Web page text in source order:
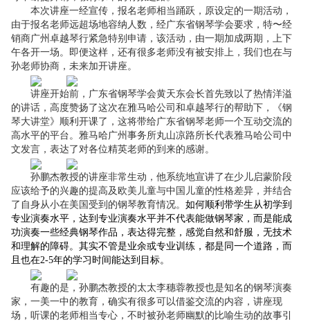
本次讲座一经宣传，报名老师相当踊跃，原设定的一期活动，
由于报名老师远超场地容纳人数，经广东省钢琴学会要求，特〜经
销商广州卓越琴行紧急特别申请，该活动，由一期加成两期，上下
午各开一场。即便这样，还有很多老师没有被安排上，我们也在与
孙老师协商，未来加开讲座。
讲座开始前，广东省钢琴学会黄天东会长首先致以了热情洋溢
的讲话，高度赞扬了这次在雅马哈公司和卓越琴行的帮助下，《钢
琴大讲堂》顺利开课了，这将带给广东省钢琴老师一个互动交流的
高水平的平台。雅马哈广州事务所丸山凉路所长代表雅马哈公司中
文发言，表达了对各位精英老师的到来的感谢。
孙鹏杰教授的讲座非常生动，他系统地宣讲了在少儿启蒙阶段
应该给予的兴趣的提高及欧美儿童与中国儿童的性格差异，并结合
了自身从小在美国受到的钢琴教育情况。 如何顺利带学生从初学到
专业演奏水平，达到专业演奏水平并不代表能做钢琴家，而是能成
功演奏一些经典钢琴作品，表达得完整，感觉自然和舒服，无技术
和理解的障碍。其实不管是业余或专业训练，都是同一个道路，而
且也在2-5年的学习时间能达到目标。
有趣的是，孙鹏杰教授的太太李穗蓉教授也是知名的钢琴演奏
家，一美一中的教育，确实有很多可以借鉴交流的内容，讲座现
场，听课的老师相当专心，不时被孙老师幽默的比喻生动的故事引